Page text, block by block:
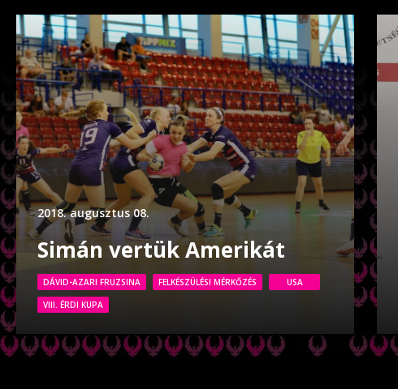
2018. augusztus 08.
Simán vertük Amerikát
DÁVID-AZARI FRUZSINA FELKÉSZÜLÉSI MÉRKŐZÉS
USA
VIII. ÉRDI KUPA